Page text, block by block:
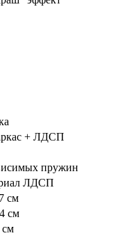
+ ЛДСП
пружин
ЛДСП
см
см
см